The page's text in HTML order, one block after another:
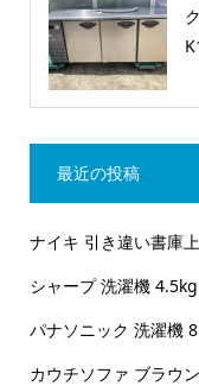
最近の投稿
ナイキ 引き違い書庫
シャープ 洗濯機
パナソニック 洗濯機
カウチソファ ブラウ